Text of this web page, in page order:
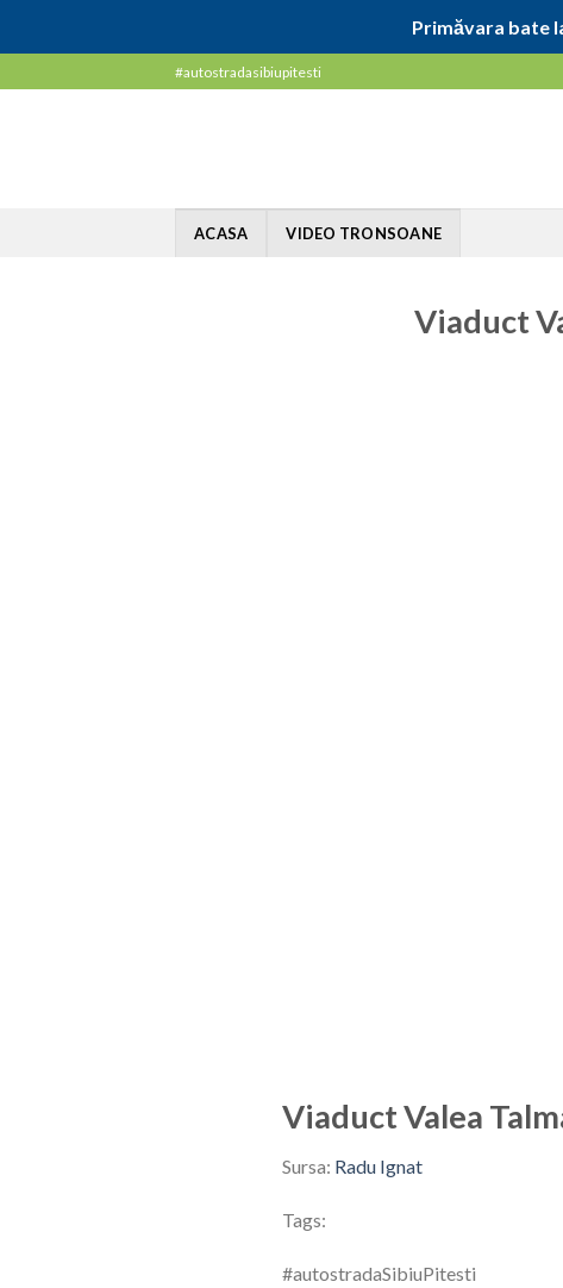
Primăvara bate
to
#autostradasibiupitesti
ACASA VIDEO TRONSOANE
Viaduct
Viaduct Valea
Sursa: Radu Ignat
Tags:
#autostradaSibiuPitesti